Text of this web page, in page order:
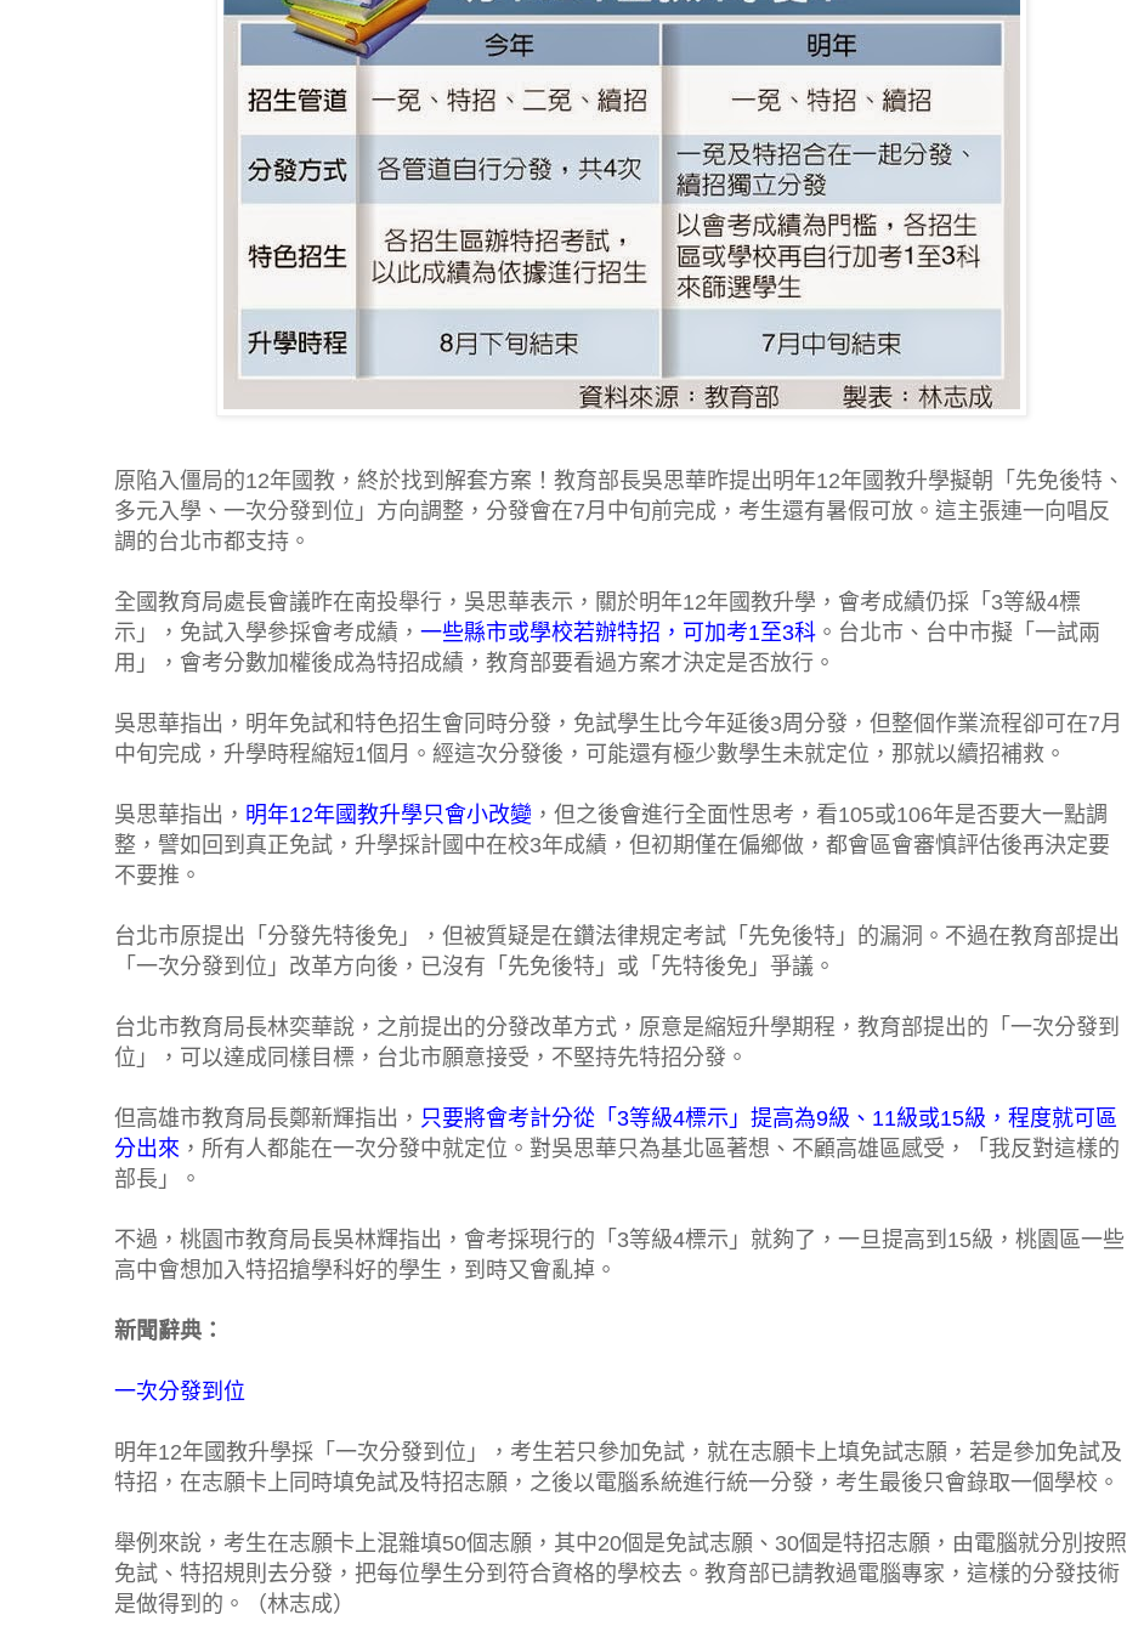
原陷入僵局的12年國教，終於找到解套方案！教育部長吳思華昨提出明年12年國教升學擬朝「先免後特、
多元入學、一次分發到位」方向調整，分發會在7月中旬前完成，考生還有暑假可放。這主張連一向唱反
調的台北市都支持。
全國教育局處長會議昨在南投舉行，吳思華表示，關於明年12年國教升學，會考成績仍採「3等級4標
示」，免試入學參採會考成績， 一些縣市或學校若辦特招，可加考1至3科 。台北市、台中市擬「一試兩
用」，會考分數加權後成為特招成績，教育部要看過方案才決定是否放行。
吳思華指出，明年免試和特色招生會同時分發，免試學生比今年延後3周分發，但整個作業流程卻可在7月
中旬完成，升學時程縮短1個月。經這次分發後，可能還有極少數學生未就定位，那就以續招補救。
吳思華指出， 明年12年國教升學只會小改變 ，但之後會進行全面性思考，看105或106年是否要大一點調
整，譬如回到真正免試，升學採計國中在校3年成績，但初期僅在偏鄉做，都會區會審慎評估後再決定要
不要推。
台北市原提出「分發先特後免」，但被質疑是在鑽法律規定考試「先免後特」的漏洞。不過在教育部提出
「一次分發到位」改革方向後，已沒有「先免後特」或「先特後免」爭議。
台北市教育局長林奕華說，之前提出的分發改革方式，原意是縮短升學期程，教育部提出的「一次分發到
位」，可以達成同樣目標，台北市願意接受，不堅持先特招分發。
但高雄市教育局長鄭新輝指出， 只要將會考計分從「3等級4標示」提高為9級、11級或15級，程度就可區
分出來 ，所有人都能在一次分發中就定位。對吳思華只為基北區著想、不顧高雄區感受，「我反對這樣的
部長」。
不過，桃園市教育局長吳林輝指出，會考採現行的「3等級4標示」就夠了，一旦提高到15級，桃園區一些
高中會想加入特招搶學科好的學生，到時又會亂掉。
新聞辭典：
一次分發到位
明年12年國教升學採「一次分發到位」，考生若只參加免試，就在志願卡上填免試志願，若是參加免試及
特招，在志願卡上同時填免試及特招志願，之後以電腦系統進行統一分發，考生最後只會錄取一個學校。
舉例來說，考生在志願卡上混雜填50個志願，其中20個是免試志願、30個是特招志願，由電腦就分別按照
免試、特招規則去分發，把每位學生分到符合資格的學校去。教育部已請教過電腦專家，這樣的分發技術
是做得到的。（林志成）